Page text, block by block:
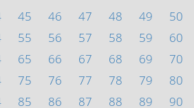
45 46 47 48 49
50
55 56 57 58 59
60
65 66 67 68 69
70
75 76 77 78 79
80
85 86 87 88 89
90